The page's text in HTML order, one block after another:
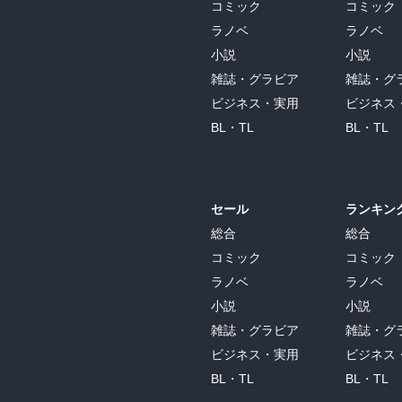
コミック
ラノベ
小説
雑誌・グラビア
ビジネス・実用
BL・TL
セール
総合
コミック
ラノベ
小説
雑誌・グラビア
ビジネス・実用
BL・TL
コミック
ラノベ
小説
雑誌・グ
ビジネス
BL・TL
ランキン
総合
コミック
ラノベ
小説
雑誌・グ
ビジネス
BL・TL